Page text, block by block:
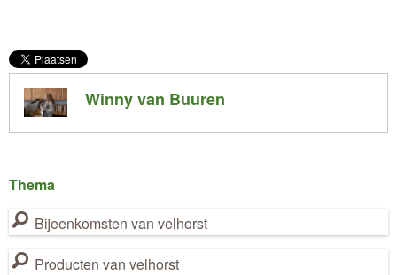
Winny van Buuren
Thema
Bijeenkomsten van velhorst
Producten van velhorst